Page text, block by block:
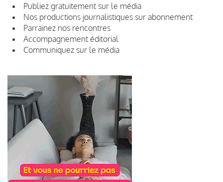
Publiez gratuitement sur le média
Nos productions journalistiques sur abonnement
Parrainez nos rencontres
Accompagnement éditorial
Communiquez sur le média